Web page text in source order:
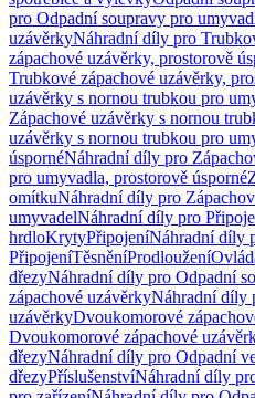
pro Odpadní soupravy pro
uzávěrkyNáhradní díly pro
zápachové uzávěrky, prostorově
Trubkové zápachové uzávěrky,
uzávěrky s nornou trubkou pro
Zápachové uzávěrky s nornou
uzávěrky s nornou trubkou pro
úspornéNáhradní díly pro
pro umyvadla, prostorově úsporné
omítkuNáhradní díly pro
umyvadelNáhradní díly pro
hrdloKrytyPřipojeníNáhradní díly
PřipojeníTěsněníProdloužení
dřezyNáhradní díly pro Odpadní
zápachové uzávěrkyNáhradní díly
uzávěrkyDvoukomorové
Dvoukomorové zápachové
dřezyNáhradní díly pro Odpadní
dřezyPříslušenstvíNáhradní díly